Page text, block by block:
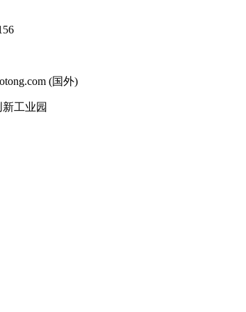
(国外)
新工业园